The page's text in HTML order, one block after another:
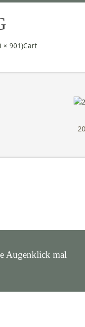
× 901)Cart
Augenklick mal